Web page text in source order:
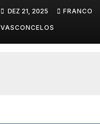
DEZ 21, 2025 FRANCO
VASCONCELOS